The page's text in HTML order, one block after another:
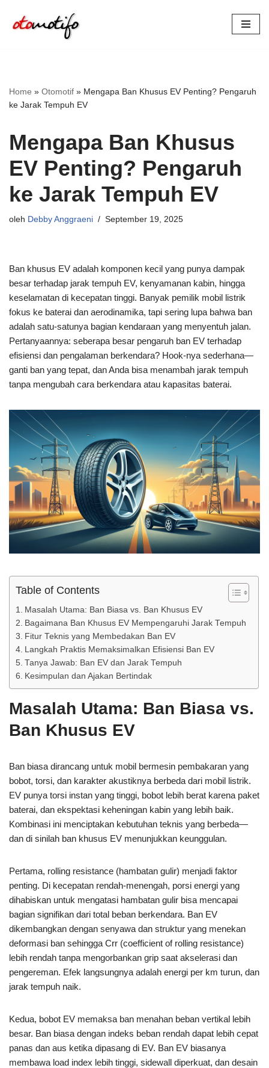
Lompat
Home » Otomotif » Mengapa Ban Khusus EV Penting? Pengaruh
ke Jarak Tempuh EV
Mengapa Ban Khusus
EV Penting? Pengaruh
ke Jarak Tempuh EV
oleh Debby Anggraeni September 19, 2025
Ban khusus EV adalah komponen kecil yang punya dampak
besar terhadap jarak tempuh EV, kenyamanan kabin, hingga
keselamatan di kecepatan tinggi. Banyak pemilik mobil listrik
fokus ke baterai dan aerodinamika, tapi sering lupa bahwa ban
adalah satu-satunya bagian kendaraan yang menyentuh jalan.
Pertanyaannya: seberapa besar pengaruh ban EV terhadap
efisiensi dan pengalaman berkendara? Hook-nya sederhana—
ganti ban yang tepat, dan Anda bisa menambah jarak tempuh
tanpa mengubah cara berkendara atau kapasitas baterai.
Table of Contents
Masalah Utama: Ban Biasa vs. Ban Khusus EV
Bagaimana Ban Khusus EV Mempengaruhi Jarak Tempuh
Fitur Teknis yang Membedakan Ban EV
Langkah Praktis Memaksimalkan Efisiensi Ban EV
Tanya Jawab: Ban EV dan Jarak Tempuh
Kesimpulan dan Ajakan Bertindak
Masalah Utama: Ban Biasa vs.
Ban Khusus EV
Ban biasa dirancang untuk mobil bermesin pembakaran yang
bobot, torsi, dan karakter akustiknya berbeda dari mobil listrik.
EV punya torsi instan yang tinggi, bobot lebih berat karena paket
baterai, dan ekspektasi keheningan kabin yang lebih baik.
Kombinasi ini menciptakan kebutuhan teknis yang berbeda—
dan di sinilah ban khusus EV menunjukkan keunggulan.
Pertama, rolling resistance (hambatan gulir) menjadi faktor
penting. Di kecepatan rendah-menengah, porsi energi yang
dihabiskan untuk mengatasi hambatan gulir bisa mencapai
bagian signifikan dari total beban berkendara. Ban EV
dikembangkan dengan senyawa dan struktur yang menekan
deformasi ban sehingga Crr (coefficient of rolling resistance)
lebih rendah tanpa mengorbankan grip saat akselerasi dan
pengereman. Efek langsungnya adalah energi per km turun, dan
jarak tempuh naik.
Kedua, bobot EV memaksa ban menahan beban vertikal lebih
besar. Ban biasa dengan indeks beban rendah dapat lebih cepat
panas dan aus ketika dipasang di EV. Ban EV biasanya
membawa load index lebih tinggi, sidewall diperkuat, dan desain